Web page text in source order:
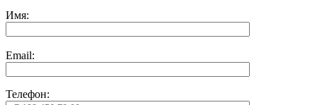
Имя:
Email:
Телефон: